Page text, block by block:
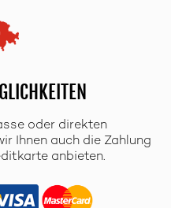
oder direkten
Ihnen auch die Zahlung
anbieten.